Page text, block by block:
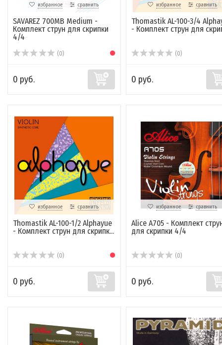
избранное сравнить
SAVAREZ 700MB Medium -
Комплект струн для скрипки
4/4
(0)
0 руб.
избранное сравнить
Thomastik AL-100-3/4
- Комплект струн для
(0)
0 руб.
избранное сравнить
Thomastik AL-100-1/2 Alphayue
- Комплект струн для скрипк...
(0)
0 руб.
избранное сравнить
Alice A705 - Комплект
для скрипки 4/4
(0)
0 руб.